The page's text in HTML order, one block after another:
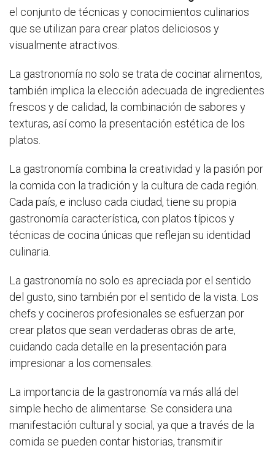
el conjunto de técnicas y conocimientos culinarios
que se utilizan para crear platos deliciosos y
visualmente atractivos.
La gastronomía no solo se trata de cocinar alimentos,
también implica la elección adecuada de ingredientes
frescos y de calidad, la combinación de sabores y
texturas, así como la presentación estética de los
platos.
La gastronomía combina la creatividad y la pasión por
la comida con la tradición y la cultura de cada región.
Cada país, e incluso cada ciudad, tiene su propia
gastronomía característica, con platos típicos y
técnicas de cocina únicas que reflejan su identidad
culinaria.
La gastronomía no solo es apreciada por el sentido
del gusto, sino también por el sentido de la vista. Los
chefs y cocineros profesionales se esfuerzan por
crear platos que sean verdaderas obras de arte,
cuidando cada detalle en la presentación para
impresionar a los comensales.
La importancia de la gastronomía va más allá del
simple hecho de alimentarse. Se considera una
manifestación cultural y social, ya que a través de la
comida se pueden contar historias, transmitir